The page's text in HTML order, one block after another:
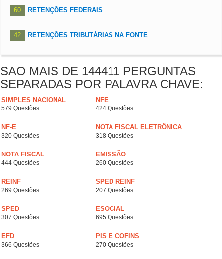
60 RETENÇÕES FEDERAIS
42 RETENÇÕES TRIBUTÁRIAS NA FONTE
SAO MAIS DE 144411 PERGUNTAS
SEPARADAS POR PALAVRA CHAVE:
SIMPLES NACIONAL
579 Questões
NFE
424 Questões
NF-E
320 Questões
NOTA FISCAL ELETRÔNICA
318 Questões
NOTA FISCAL
444 Questões
EMISSÃO
260 Questões
REINF
269 Questões
SPED REINF
207 Questões
SPED
307 Questões
ESOCIAL
695 Questões
EFD
366 Questões
PIS E COFINS
270 Questões